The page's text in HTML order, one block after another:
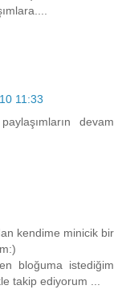
11:33
devam
kendime minicik bir
bloğuma istediğim
takip ediyorum ...